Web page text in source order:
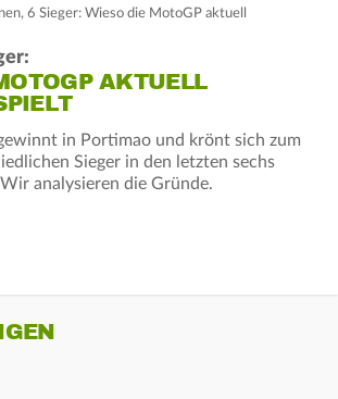
6 Sieger: Wieso die MotoGP aktuell
AKTUELL
in Portimao und krönt sich zum
Sieger in den letzten sechs
analysieren die Gründe.